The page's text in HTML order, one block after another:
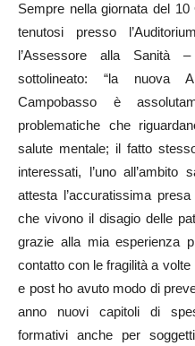
Sempre nella giornata del
tenutosi presso
l’Assessore alla Sanità
sottolineato: “la nuova
Campobasso è
problematiche che
salute mentale; il fatto
interessati, l’uno all’ambito
attesta l’accuratissima
che vivono il disagio delle
grazie alla mia esperienza
contatto con le fragilità a
e post ho avuto modo di
anno nuovi capitoli di
formativi anche per